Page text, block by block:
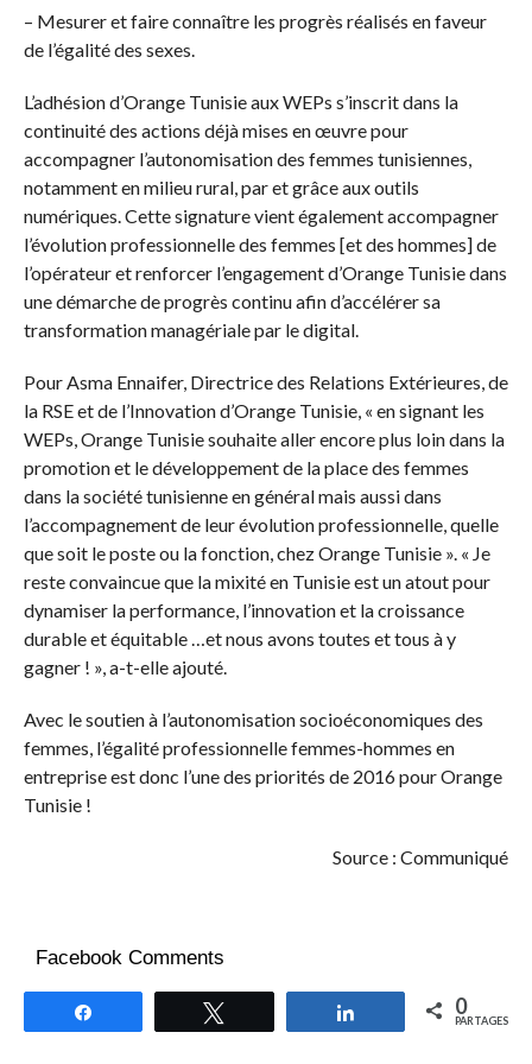
– Mesurer et faire connaître les progrès réalisés en faveur
de l’égalité des sexes.
L’adhésion d’Orange Tunisie aux WEPs s’inscrit dans la
continuité des actions déjà mises en œuvre pour
accompagner l’autonomisation des femmes tunisiennes,
notamment en milieu rural, par et grâce aux outils
numériques. Cette signature vient également accompagner
l’évolution professionnelle des femmes [et des hommes] de
l’opérateur et renforcer l’engagement d’Orange Tunisie dans
une démarche de progrès continu afin d’accélérer sa
transformation managériale par le digital.
Pour Asma Ennaifer, Directrice des Relations Extérieures, de
la RSE et de l’Innovation d’Orange Tunisie, « en signant les
WEPs, Orange Tunisie souhaite aller encore plus loin dans la
promotion et le développement de la place des femmes
dans la société tunisienne en général mais aussi dans
l’accompagnement de leur évolution professionnelle, quelle
que soit le poste ou la fonction, chez Orange Tunisie ». « Je
reste convaincue que la mixité en Tunisie est un atout pour
dynamiser la performance, l’innovation et la croissance
durable et équitable …et nous avons toutes et tous à y
gagner ! », a-t-elle ajouté.
Avec le soutien à l’autonomisation socioéconomiques des
femmes, l’égalité professionnelle femmes-hommes en
entreprise est donc l’une des priorités de 2016 pour Orange
Tunisie !
Source : Communiqué
Facebook Comments
Partagez 0
PARTAGES